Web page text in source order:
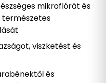
mikroflórát és
természetes
viszketést és
és